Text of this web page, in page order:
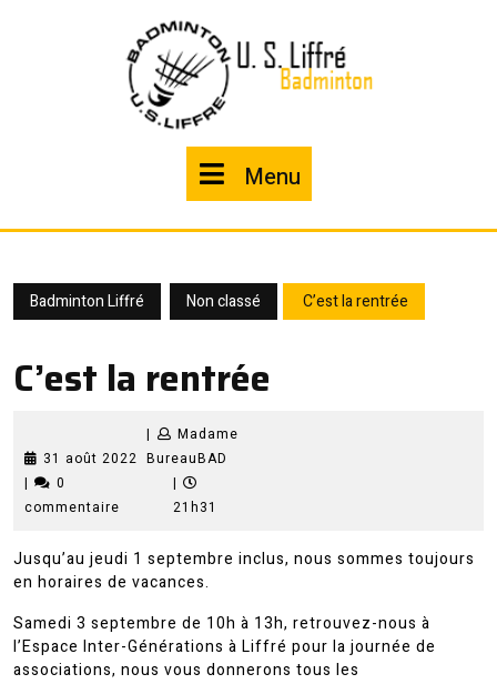
Menu
Badminton Liffré Non classé C’est la rentrée
C’est la rentrée
31 août 2022 31
|
Madame
BureauBAD
|
0
commentaire
|
21h31
Jusqu’au jeudi 1 septembre inclus, nous sommes toujours
en horaires de vacances.
Samedi 3 septembre de 10h à 13h, retrouvez-nous à
l’Espace Inter-Générations à Liffré pour la journée de
associations, nous vous donnerons tous les